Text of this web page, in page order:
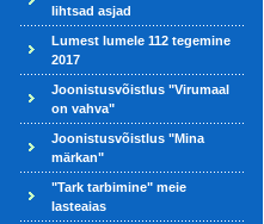
lihtsad asjad
Lumest lumele 112 tegemine
2017
Joonistusvõistlus "Virumaal
on vahva"
Joonistusvõistlus "Mina
märkan"
"Tark tarbimine" meie
lasteaias